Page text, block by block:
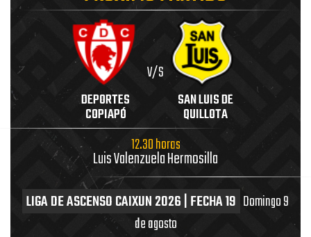
DEPORTES
COPIAPÓ
V/S
SAN LUIS DE
QUILLOTA
12.30 horas
Luis Valenzuela Hermosilla
LIGA DE ASCENSO CAIXUN 2026 | FECHA 19 Domingo 9
de agosto